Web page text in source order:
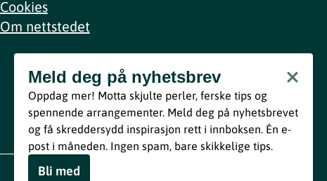
Cookies
Om nettstedet
Meld deg på nyhetsbrev
Bli med
Ved å melde deg inn godtar du våre vilkår i henhold til vår
personvernerklæring.
Meld deg på nyhetsbrev
Oppdag mer! Motta skjulte perler, ferske tips og
spennende arrangementer. Meld deg på nyhetsbrevet
og få skreddersydd inspirasjon rett i innboksen. Én e-
post i måneden. Ingen spam, bare skikkelige tips.
Bli med